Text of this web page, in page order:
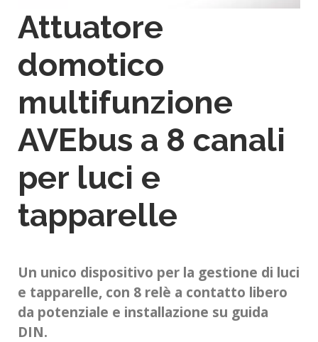
Attuatore
domotico
multifunzione
AVEbus a 8 canali
per luci e
tapparelle
Un unico dispositivo per la gestione di luci
e tapparelle, con 8 relè a contatto libero
da potenziale e installazione su guida
DIN.